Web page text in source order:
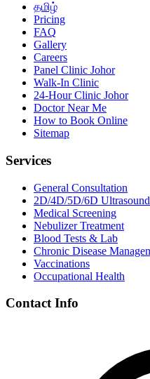
தமிழ்
Pricing
FAQ
Gallery
Careers
Panel Clinic Johor
Walk-In Clinic
24-Hour Clinic Johor
Doctor Near Me
How to Book Online
Sitemap
Services
General Consultation
2D/4D/5D/6D
Medical Screening
Nebulizer Treatment
Blood Tests & Lab
Chronic Disease
Vaccinations
Occupational Health
Contact Info